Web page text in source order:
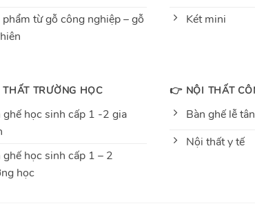
phẩm từ gỗ công nghiệp – gỗ
Két mini
TRƯỜNG HỌC
ghế học sinh cấp 1 -2 gia
ghế học sinh cấp 1 – 2
học
👉 NỘI THẤT
Bàn ghế lễ
Nội thất y tế